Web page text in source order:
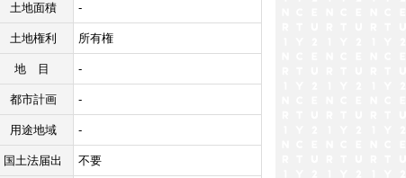
土地面積 -
土地権利 所有権
地目 -
都市計画 -
用途地域 -
国土法届出 不要